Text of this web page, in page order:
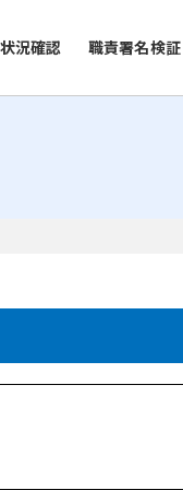
況確認 職責署名検証